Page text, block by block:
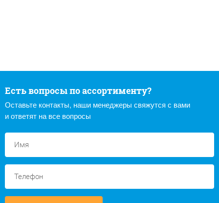
Есть вопросы по ассортименту?
Оставьте контакты, наши менеджеры свяжутся с вами
и ответят на все вопросы